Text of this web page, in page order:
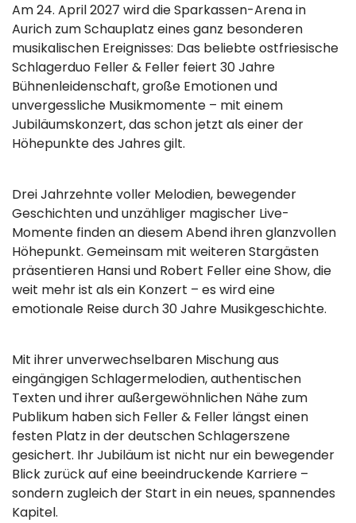
Am 24. April 2027 wird die Sparkassen-Arena in
Aurich zum Schauplatz eines ganz besonderen
musikalischen Ereignisses: Das beliebte ostfriesische
Schlagerduo Feller & Feller feiert 30 Jahre
Bühnenleidenschaft, große Emotionen und
unvergessliche Musikmomente – mit einem
Jubiläumskonzert, das schon jetzt als einer der
Höhepunkte des Jahres gilt.
Drei Jahrzehnte voller Melodien, bewegender
Geschichten und unzähliger magischer Live-
Momente finden an diesem Abend ihren glanzvollen
Höhepunkt. Gemeinsam mit weiteren Stargästen
präsentieren Hansi und Robert Feller eine Show, die
weit mehr ist als ein Konzert – es wird eine
emotionale Reise durch 30 Jahre Musikgeschichte.
Mit ihrer unverwechselbaren Mischung aus
eingängigen Schlagermelodien, authentischen
Texten und ihrer außergewöhnlichen Nähe zum
Publikum haben sich Feller & Feller längst einen
festen Platz in der deutschen Schlagerszene
gesichert. Ihr Jubiläum ist nicht nur ein bewegender
Blick zurück auf eine beeindruckende Karriere –
sondern zugleich der Start in ein neues, spannendes
Kapitel.